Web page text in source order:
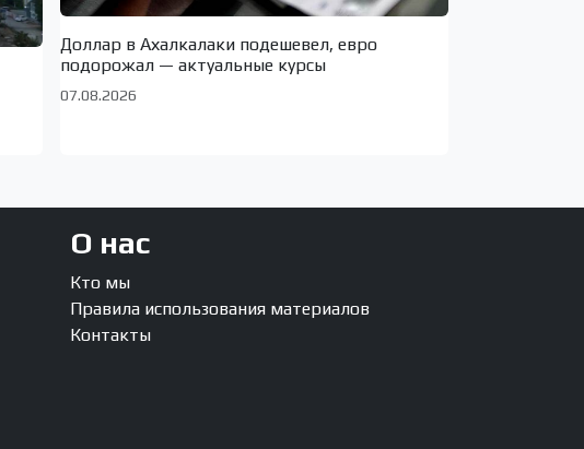
Доллар в Ахалкалаки подешевел, евро
подорожал — актуальные курсы
07.08.2026
О нас
Кто мы
Правила использования материалов
Контакты